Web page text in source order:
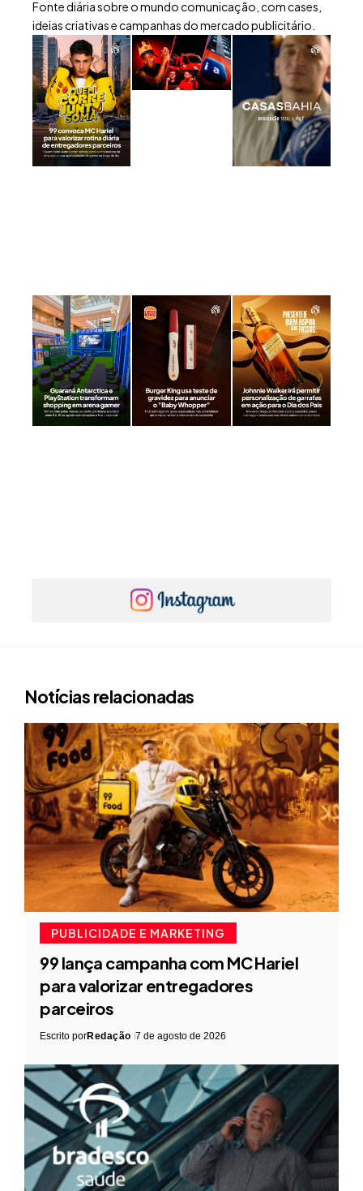
Fonte diária sobre o mundo comunicação, com cases,
ideias criativas e campanhas do mercado publicitário.
Notícias relacionadas
PUBLICIDADE E MARKETING
99 lança campanha com MC Hariel
para valorizar entregadores
parceiros
Escrito porRedação 7 de agosto de 2026